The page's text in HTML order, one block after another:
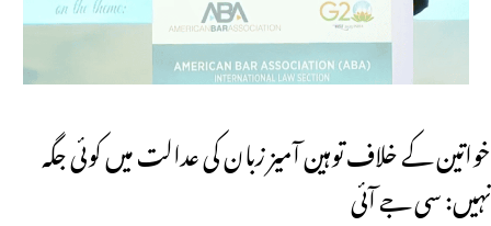
خواتین کے خلاف توہین آمیز زبان کی عدالت میں کوئی جگہ
نہیں: سی جے آئی